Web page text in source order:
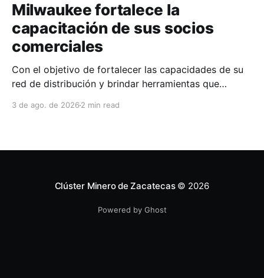
Milwaukee fortalece la
capacitación de sus socios
comerciales
Con el objetivo de fortalecer las capacidades de su
red de distribución y brindar herramientas que
técnico, Milwaukee llevó a cabo una capacitación
3 de ago. de 2026 2 min read
Clúster Minero de Zacatecas© 2026
Powered by Ghost